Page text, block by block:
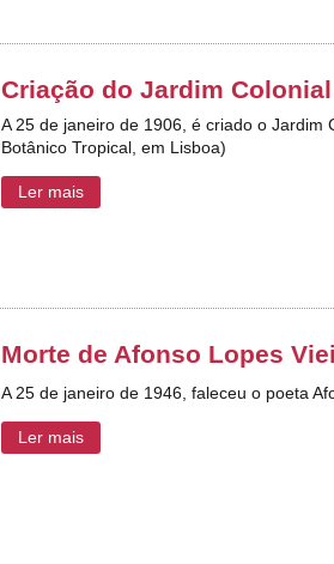
Criação do Jardim Colonial
A 25 de janeiro de 1906, é criado o Jardim
Botânico Tropical, em Lisboa)
Ler mais
Morte de Afonso Lopes
A 25 de janeiro de 1946, faleceu o poeta
Ler mais